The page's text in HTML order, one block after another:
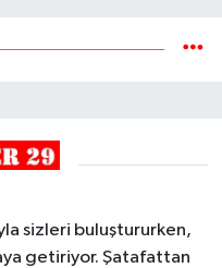
sizleri buluştururken,
getiriyor. Şatafattan